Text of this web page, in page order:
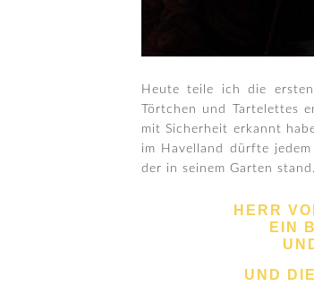
Heute teile ich die
Törtchen und Tartelettes
mit Sicherheit erkannt
im Havelland dürfte
der in seinem Garten stand.
HERR
EIN
UND